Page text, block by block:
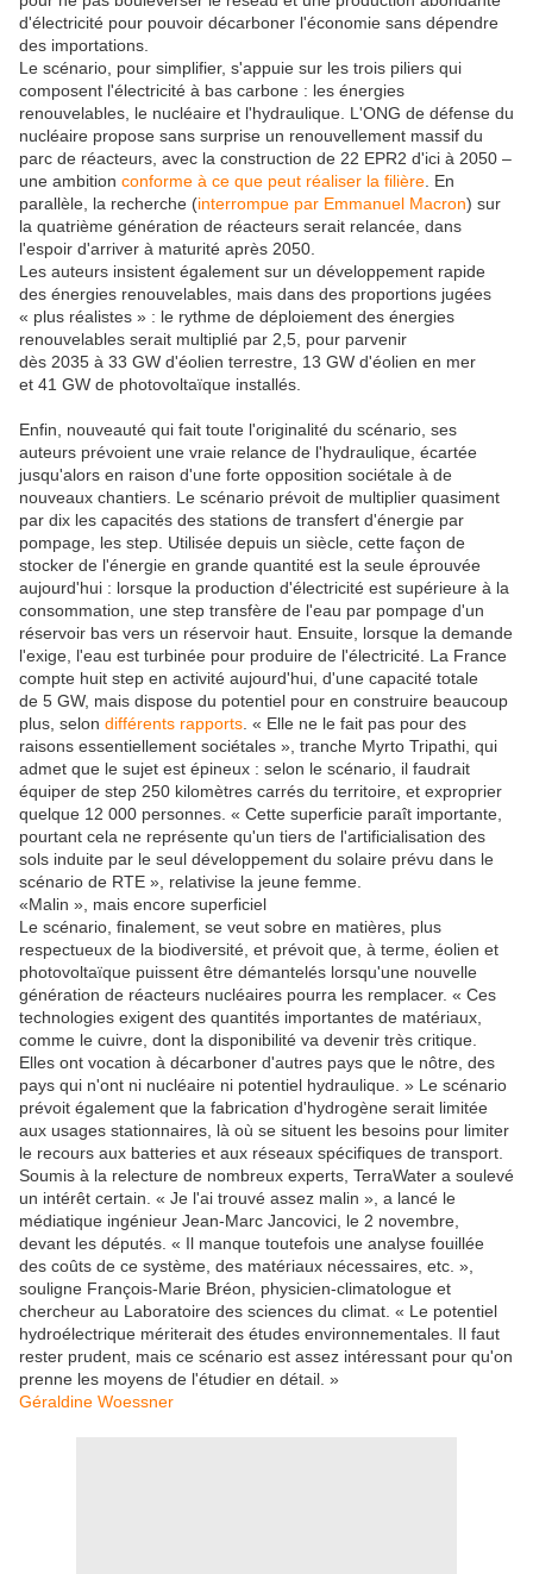
d'électricité pour pouvoir décarboner l'économie sans dépendre
des importations.
Le scénario, pour simplifier, s'appuie sur les trois piliers qui
composent l'électricité à bas carbone : les énergies
renouvelables, le nucléaire et l'hydraulique. L'ONG de défense du
nucléaire propose sans surprise un renouvellement massif du
parc de réacteurs, avec la construction de 22 EPR2 d'ici à 2050 –
une ambition conforme à ce que peut réaliser la filière . En
parallèle, la recherche (interrompue par Emmanuel Macron) sur
la quatrième génération de réacteurs serait relancée, dans
l'espoir d'arriver à maturité après 2050.
Les auteurs insistent également sur un développement rapide
des énergies renouvelables, mais dans des proportions jugées
« plus réalistes » : le rythme de déploiement des énergies
renouvelables serait multiplié par 2,5, pour parvenir
dès 2035 à 33 GW d'éolien terrestre, 13 GW d'éolien en mer
et 41 GW de photovoltaïque installés.
Enfin, nouveauté qui fait toute l'originalité du scénario, ses
auteurs prévoient une vraie relance de l'hydraulique, écartée
jusqu'alors en raison d'une forte opposition sociétale à de
nouveaux chantiers. Le scénario prévoit de multiplier quasiment
par dix les capacités des stations de transfert d'énergie par
pompage, les step. Utilisée depuis un siècle, cette façon de
stocker de l'énergie en grande quantité est la seule éprouvée
aujourd'hui : lorsque la production d'électricité est supérieure à la
consommation, une step transfère de l'eau par pompage d'un
réservoir bas vers un réservoir haut. Ensuite, lorsque la demande
l'exige, l'eau est turbinée pour produire de l'électricité. La France
compte huit step en activité aujourd'hui, d'une capacité totale
de 5 GW, mais dispose du potentiel pour en construire beaucoup
plus, selon différents rapports . « Elle ne le fait pas pour des
raisons essentiellement sociétales », tranche Myrto Tripathi, qui
admet que le sujet est épineux : selon le scénario, il faudrait
équiper de step 250 kilomètres carrés du territoire, et exproprier
quelque 12 000 personnes. « Cette superficie paraît importante,
pourtant cela ne représente qu'un tiers de l'artificialisation des
sols induite par le seul développement du solaire prévu dans le
scénario de RTE », relativise la jeune femme.
«Malin », mais encore superficiel
Le scénario, finalement, se veut sobre en matières, plus
respectueux de la biodiversité, et prévoit que, à terme, éolien et
photovoltaïque puissent être démantelés lorsqu'une nouvelle
génération de réacteurs nucléaires pourra les remplacer. « Ces
technologies exigent des quantités importantes de matériaux,
comme le cuivre, dont la disponibilité va devenir très critique.
Elles ont vocation à décarboner d'autres pays que le nôtre, des
pays qui n'ont ni nucléaire ni potentiel hydraulique. » Le scénario
prévoit également que la fabrication d'hydrogène serait limitée
aux usages stationnaires, là où se situent les besoins pour limiter
le recours aux batteries et aux réseaux spécifiques de transport.
Soumis à la relecture de nombreux experts, TerraWater a soulevé
un intérêt certain. « Je l'ai trouvé assez malin », a lancé le
médiatique ingénieur Jean-Marc Jancovici, le 2 novembre,
devant les députés. « Il manque toutefois une analyse fouillée
des coûts de ce système, des matériaux nécessaires, etc. »,
souligne François-Marie Bréon, physicien-climatologue et
chercheur au Laboratoire des sciences du climat. « Le potentiel
hydroélectrique mériterait des études environnementales. Il faut
rester prudent, mais ce scénario est assez intéressant pour qu'on
prenne les moyens de l'étudier en détail. »
Géraldine Woessner